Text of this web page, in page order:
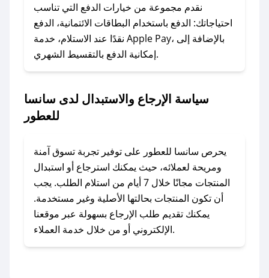
الرسائل الخاصة على تويتر أو البريد الإلكتروني،
وسنقوم بحل المشكلة في أسرع وقت ممكن.
### ماذا أفعل إذا لم أجد كود خصم لمتجري
المفضل؟
مراسلتنا مباشرة وسنعمل على توفير الكوبونات في
أسرع وقت ممكن.
### كيف تحصل على كوبونات خصم حصرية من
سانسا للعطور؟
للحصول على كوبونات وخصومات حصرية، قم بما
يلي:
- اضغط على أيقونة متابعة لمتجر سانسا للعطور في
تطبيق صحصح.
نقدم مجموعة من خيارات الدفع التي تناسب
احتياجاتك: الدفع باستخدام البطاقات الائتمانية، الدفع
نقدًا عند الاستلام، خدمة Apple Pay، بالإضافة إلى
إمكانية الدفع بالتقسيط الشهري.
سياسة الإرجاع والاستبدال لدى سانسا
للعطور
يحرص سانسا للعطور على توفير تجربة تسوق آمنة
ومريحة لعملائه، حيث يمكنك استرجاع أو استبدال
المنتجات مجانًا خلال 7 أيام من استلام الطلب. يجب
أن تكون المنتجات بحالتها الأصلية وغير مستخدمة.
يمكنك تقديم طلب الإرجاع بسهولة عبر موقعنا
الإلكتروني أو من خلال خدمة العملاء.